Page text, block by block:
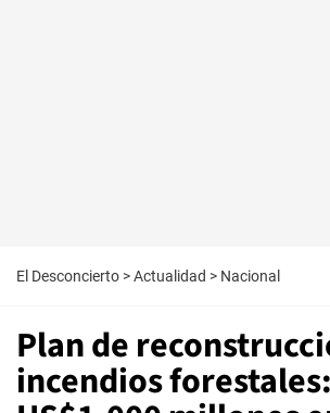
El Desconcierto >Actualidad > Nacional
Plan de
incendios